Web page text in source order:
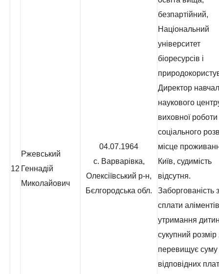
12
Ржевський
Геннадій
Миколайович
04.07.1964
с. Варварівка,
Олексіївський р-н,
Бєлгородська обл.
безпартійний,
Національний
університет
біоресурсів і
Директор
наукового
виховної роботи
соціального
місце
Київ, судимість
відсутня.
Заборгованість
сплати
утримання
сукупний розмір
перевищує суму
відповідних